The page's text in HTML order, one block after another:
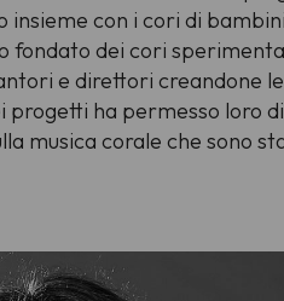
insieme con i cori di
fondato dei cori
e direttori creandone
progetti ha permesso loro di
musica corale che sono